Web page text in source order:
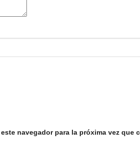
navegador para la próxima vez que